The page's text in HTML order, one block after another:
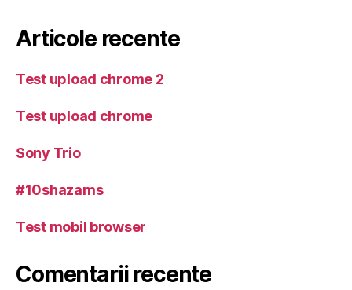
Articole recente
Test upload chrome 2
Test upload chrome
Sony Trio
#10shazams
Test mobil browser
Comentarii recente